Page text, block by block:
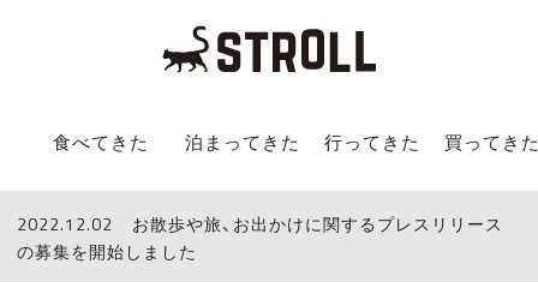
STROLL Menu
食べてきた 泊まってきた 行ってきた 買ってき
STROLLからのお知らせ
2022.12.02
お散歩や旅、お出かけに関するプレスリリース
の募集を開始しました